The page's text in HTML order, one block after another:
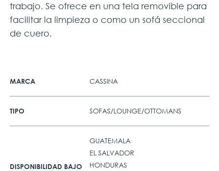
trabajo. Se ofrece en una tela removible para
facilitar la limpieza o como un sofá seccional
de cuero.
MARCA CASSINA
TIPO SOFAS/LOUNGE/OTTOMANS
DISPONIBILIDAD BAJO
GUATEMALA
EL SALVADOR
HONDURAS